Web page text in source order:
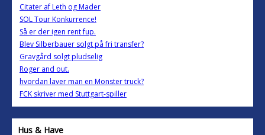
Citater af Leth og Mader
SOL Tour Konkurrence!
Så er der igen rent fup.
Blev Silberbauer solgt på fri transfer?
Gravgård solgt pludselig
Roger and out.
hvordan laver man en Monster truck?
FCK skriver med Stuttgart-spiller
Hus & Have